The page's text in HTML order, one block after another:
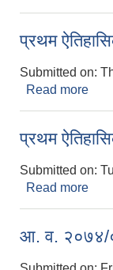
प्रथम
Submitted on:
Read more
प्रथम
Submitted on:
Read more
आ. व. २०७४/